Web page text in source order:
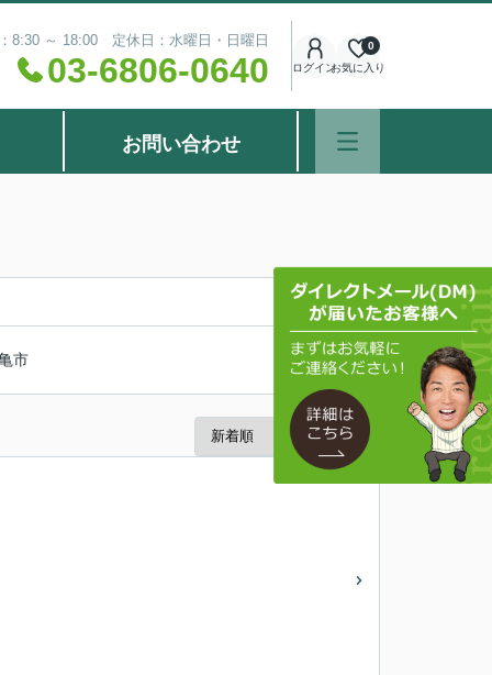
8:30 ～ 18:00 定休日：水曜日・日曜日
03-6806-0640 ログインお気に入り
0
お問い合わせ
市